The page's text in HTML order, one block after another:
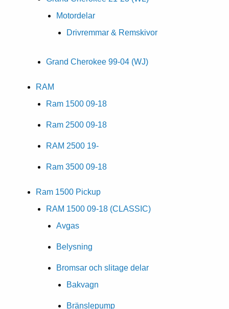
Motordelar
Drivremmar & Remskivor
Grand Cherokee 99-04 (WJ)
RAM
Ram 1500 09-18
Ram 2500 09-18
RAM 2500 19-
Ram 3500 09-18
Ram 1500 Pickup
RAM 1500 09-18 (CLASSIC)
Avgas
Belysning
Bromsar och slitage delar
Bakvagn
Bränslepump